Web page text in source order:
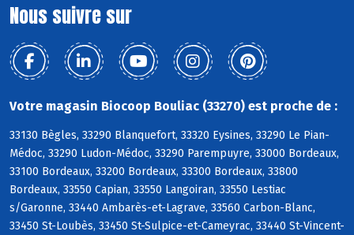
Nous suivre sur
Votre magasin Biocoop Bouliac (33270) est proche de :
33130 Bègles, 33290 Blanquefort, 33320 Eysines, 33290 Le Pian-
Médoc, 33290 Ludon-Médoc, 33290 Parempuyre, 33000 Bordeaux,
33100 Bordeaux, 33200 Bordeaux, 33300 Bordeaux, 33800
Bordeaux, 33550 Capian, 33550 Langoiran, 33550 Lestiac
s/Garonne, 33440 Ambarès-et-Lagrave, 33560 Carbon-Blanc,
33450 St-Loubès, 33450 St-Sulpice-et-Cameyrac, 33440 St-Vincent-